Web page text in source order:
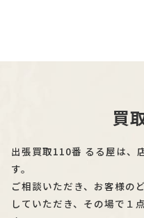
買
出張買取110番 るる屋は、
す。
ご相談いただき、お客様の
していただき、その場で１